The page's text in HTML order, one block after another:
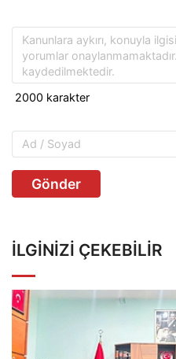
Gönder
İLGINIZI ÇEKEBILIR